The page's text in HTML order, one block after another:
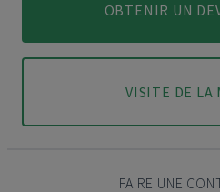
OBTENIR UN
VISITE DE LA
FAIRE UNE